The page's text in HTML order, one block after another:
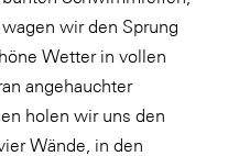
wir den Sprung
Wetter in vollen
angehauchter
holen wir uns den
Wände, in den